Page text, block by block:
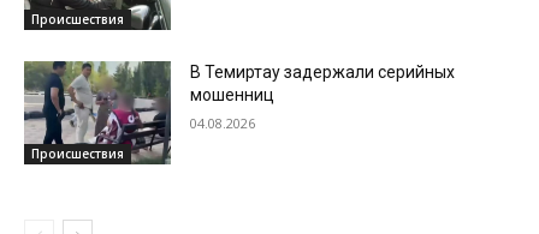
Происшествия
Происшествия
В Темиртау задержали серийных
мошенниц
04.08.2026